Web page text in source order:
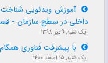
آموزش ویدئویی شناخت
داخلی در سطح سازمان -
یک شنبه, 9 تير 1398
با پیشرفت فناوری
یک شنبه, 15 اسفند 1400